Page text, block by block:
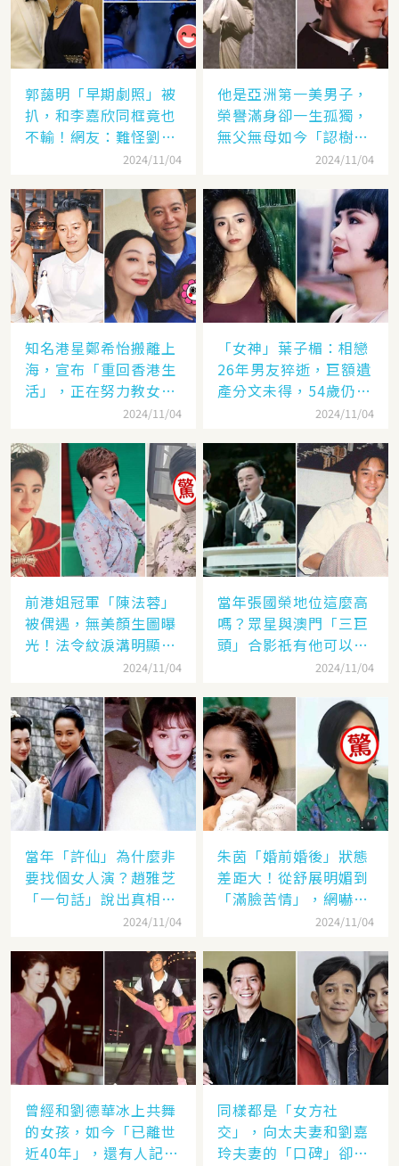
郭藹明「早期劇照」被
扒，和李嘉欣同框竟也
不輸！網友：難怪劉青
2024/11/04
他是亞洲第一美男子，
榮譽滿身卻一生孤獨，
無父無母如今「認樹為
祖父母」：太凄涼2024/11/04
知名港星鄭希怡搬離上
海，宣布「重回香港生
活」，正在努力教女兒
2024/11/04
「女神」葉子楣：相戀
26年男友猝逝，巨額遺
產分文未得，54歲仍單
2024/11/04
前港姐冠軍「陳法蓉」
被偶遇，無美顏生圖曝
光！法令紋淚溝明顯網
嘆：「絕世美女也會
2024/11/04
當年張國榮地位這麼高
嗎？眾星與澳門「三巨
頭」合影祇有他可以
「坐著」，而且還是C
2024/11/04
當年「許仙」為什麼非
要找個女人演？趙雅芝
「一句話」說出真相，
網友：葉童太厲害2024/11/04
朱茵「婚前婚後」狀態
差距大！從舒展明媚到
「滿臉苦情」，網嚇：
到底經歷了什麼眼里都
2024/11/04
曾經和劉德華冰上共舞
的女孩，如今「已離世
近40年」，還有人記得
同樣都是「女方社
交」，向太夫妻和劉嘉
玲夫妻的「口碑」卻差